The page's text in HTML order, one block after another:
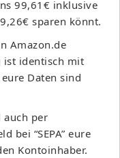
99,61€ inklusive
sparen könnt.
Amazon.de
ist identisch mit
Daten sind
auch per
bei “SEPA” eure
Kontoinhaber.